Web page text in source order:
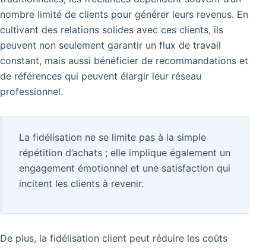
nombre limité de clients pour générer leurs revenus. En
cultivant des relations solides avec ces clients, ils
peuvent non seulement garantir un flux de travail
constant, mais aussi bénéficier de recommandations et
de références qui peuvent élargir leur réseau
professionnel.
La fidélisation ne se limite pas à la simple
répétition d’achats ; elle implique également un
engagement émotionnel et une satisfaction qui
incitent les clients à revenir.
De plus, la fidélisation client peut réduire les coûts